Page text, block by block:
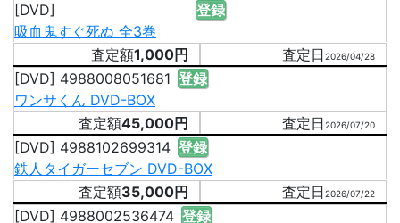
[DVD]
登録
吸血鬼すぐ死ぬ 全3巻
1,000円
2026/04/28
[DVD] 4988008051681 登録
ワンサくん DVD-BOX
45,000円
2026/07/20
[DVD] 4988102699314 登録
鉄人タイガーセブン DVD-BOX
35,000円
2026/07/22
[DVD] 4988002536474 登録